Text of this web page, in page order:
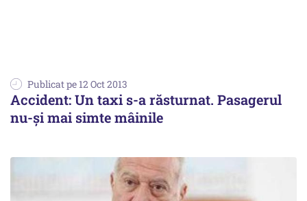
Publicat pe 12 Oct 2013
Accident: Un taxi s-a răsturnat. Pasagerul
nu-și mai simte mâinile